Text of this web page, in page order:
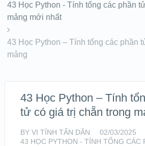
43 Học Python - Tính tổng các phần
mảng mới nhất
43 Học Python – Tính tổng các phần
mảng
43 Học Python – Tính
tử có giá trị chẵn trong
BY VI TÍNH TẤN DÂN
02/03/2025
43 HỌC PYTHON - TÍNH TỔNG CÁC